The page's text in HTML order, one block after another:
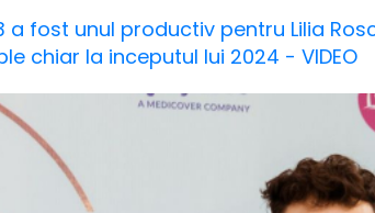
a fost unul productiv pentru Lilia
chiar la inceputul lui 2024 - VIDEO